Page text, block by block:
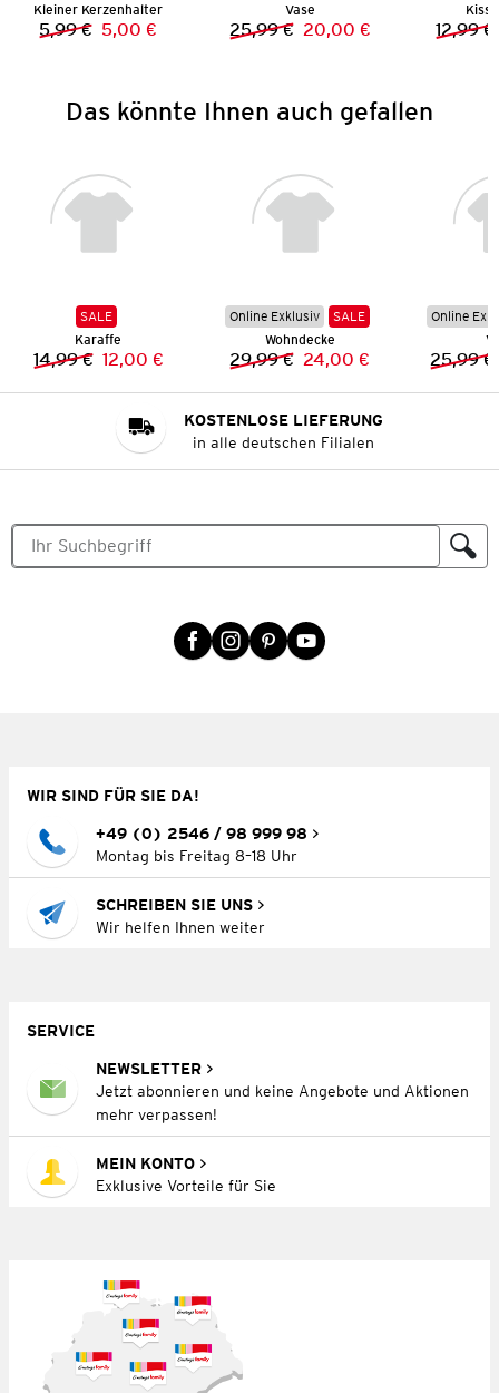
Kleiner Kerzenhalter
Vorheriger Preis:
5,99 € Neuer Preis:
5,00 €
Vase
Vorheriger Preis:
25,99 € Neuer Preis:
20,00 € 12,99 €
Das könnte Ihnen auch gefallen
SALE
Karaffe
Vorheriger Preis:
14,99 € Neuer Preis:
12,00 €
Online Exklusiv
SALE
Wohndecke
Vorheriger Preis:
29,99 € Neuer Preis:
24,00 €
Online
25,99 €
KOSTENLOSE LIEFERUNG
in alle deutschen Filialen
WIR SIND FÜR SIE DA!
+49 (0) 2546 / 98 999 98
Montag bis Freitag 8–18 Uhr
SCHREIBEN SIE UNS
Wir helfen Ihnen weiter
SERVICE
NEWSLETTER
Jetzt abonnieren und keine Angebote und Aktionen
mehr verpassen!
MEIN KONTO
Exklusive Vorteile für Sie